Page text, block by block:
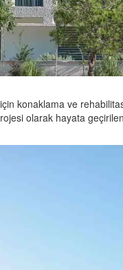
konaklama ve
olarak hayata